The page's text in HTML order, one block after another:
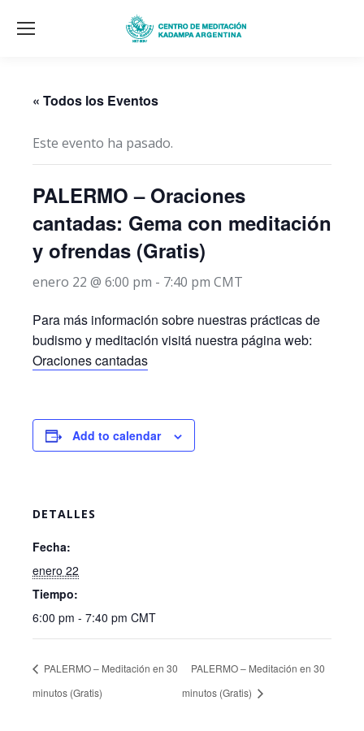
« Todos los Eventos
Este evento ha pasado.
PALERMO – Oraciones
cantadas: Gema con meditación
y ofrendas (Gratis)
enero 22 @ 6:00 pm - 7:40 pm CMT
Para más información sobre nuestras prácticas de
budismo y meditación visitá nuestra página web:
Oraciones cantadas
Add to calendar
DETALLES
Fecha:
enero 22
Tiempo:
6:00 pm - 7:40 pm CMT
PALERMO – Meditación en 30
minutos (Gratis)
PALERMO – Meditación en 30
minutos (Gratis)